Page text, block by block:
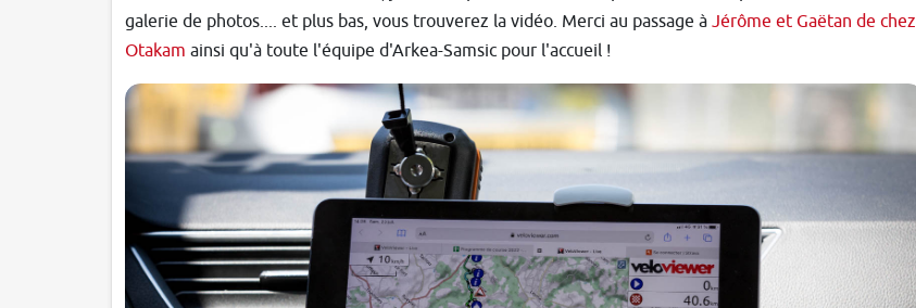
galerie de photos.... et plus bas, vous trouverez la vidéo. Merci au passage à Jérôme et Gaëtan de chez
Otakam ainsi qu'à toute l'équipe d'Arkea-Samsic pour l'accueil !